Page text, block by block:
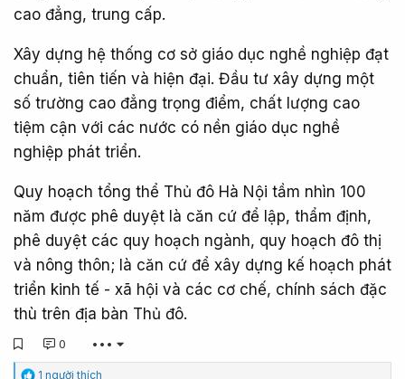
cao đẳng, trung cấp.
Xây dựng hệ thống cơ sở giáo dục nghề nghiệp đạt
chuẩn, tiên tiến và hiện đại. Đầu tư xây dựng một
số trường cao đẳng trọng điểm, chất lượng cao
tiệm cận với các nước có nền giáo dục nghề
nghiệp phát triển.
Quy hoạch tổng thể Thủ đô Hà Nội tầm nhìn 100
năm được phê duyệt là căn cứ để lập, thẩm định,
phê duyệt các quy hoạch ngành, quy hoạch đô thị
và nông thôn; là căn cứ để xây dựng kế hoạch phát
triển kinh tế - xã hội và các cơ chế, chính sách đặc
thù trên địa bàn Thủ đô.
0 •••
C1 người thích